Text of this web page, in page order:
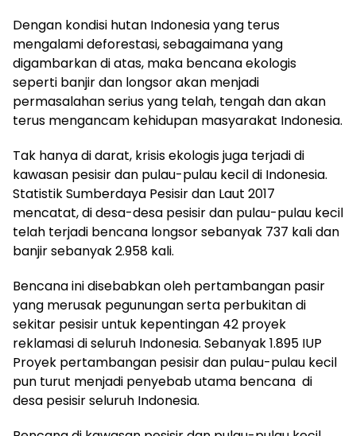
Dengan kondisi hutan Indonesia yang terus
mengalami deforestasi, sebagaimana yang
digambarkan di atas, maka bencana ekologis
seperti banjir dan longsor akan menjadi
permasalahan serius yang telah, tengah dan akan
terus mengancam kehidupan masyarakat Indonesia.
Tak hanya di darat, krisis ekologis juga terjadi di
kawasan pesisir dan pulau-pulau kecil di Indonesia.
Statistik Sumberdaya Pesisir dan Laut 2017
mencatat, di desa-desa pesisir dan pulau-pulau kecil
telah terjadi bencana longsor sebanyak 737 kali dan
banjir sebanyak 2.958 kali.
Bencana ini disebabkan oleh pertambangan pasir
yang merusak pegunungan serta perbukitan di
sekitar pesisir untuk kepentingan 42 proyek
reklamasi di seluruh Indonesia. Sebanyak 1.895 IUP
Proyek pertambangan pesisir dan pulau-pulau kecil
pun turut menjadi penyebab utama bencana di
desa pesisir seluruh Indonesia.